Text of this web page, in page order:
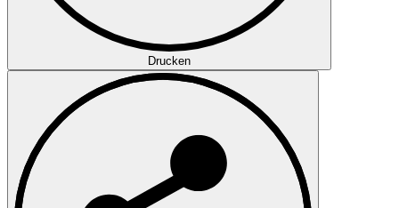
Drucken